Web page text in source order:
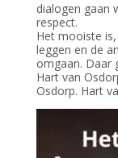
dialogen gaan
respect.
Het mooiste
leggen en de
omgaan. Daar
Hart van
Osdorp. Hart